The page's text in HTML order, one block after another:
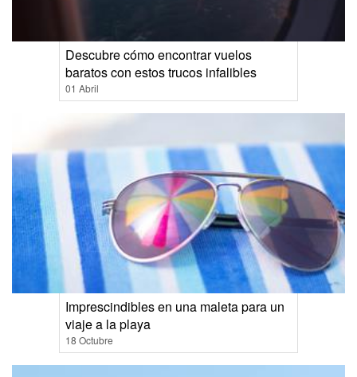
Descubre cómo encontrar vuelos
baratos con estos trucos infalibles
01 Abril
Imprescindibles en una maleta para un
viaje a la playa
18 Octubre